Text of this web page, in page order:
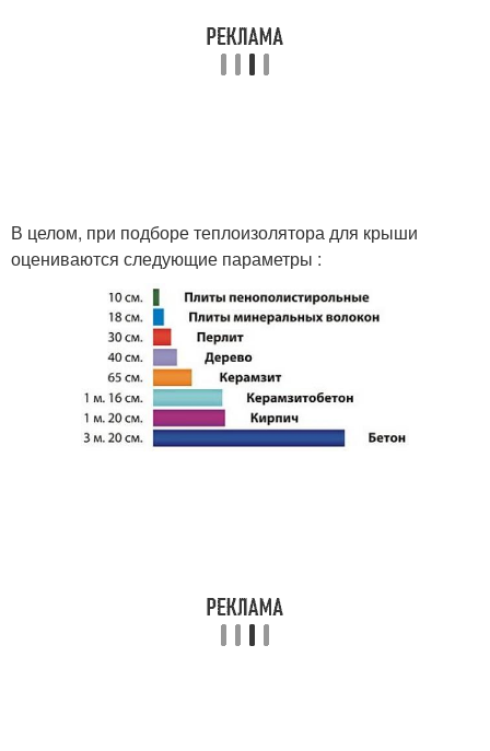
В целом, при подборе теплоизолятора для крыши
оцениваются следующие параметры :